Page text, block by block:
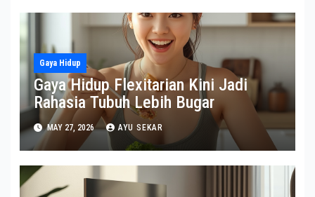
Gaya Hidup
Gaya Hidup Flexitarian Kini Jadi
Rahasia Tubuh Lebih Bugar
MAY 27, 2026 AYU SEKAR